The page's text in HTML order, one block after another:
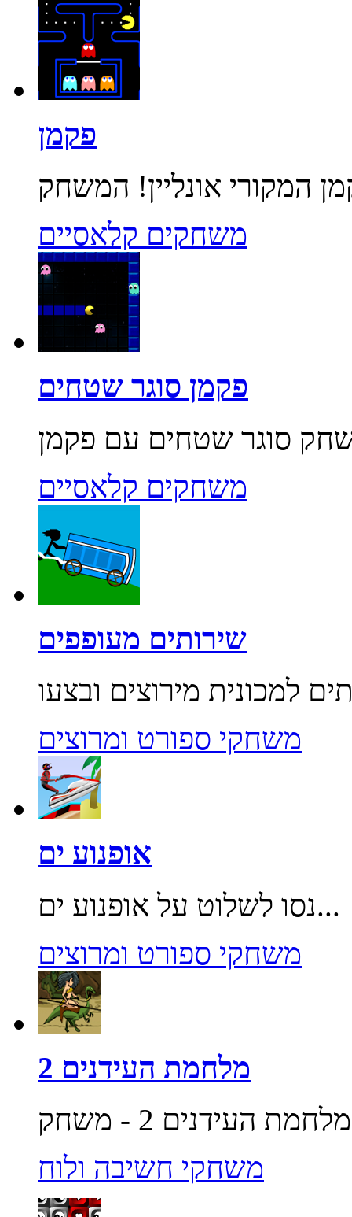
פקמן
משחקים קלאסיים
פקמן סוגר שטחים
משחקים קלאסיים
שירותים מעופפים
משחקי ספורט ומרוצים
אופנוע ים
נסו לשלוט על אופנוע ים...
משחקי ספורט ומרוצים
מלחמת העידנים 2
משחקי חשיבה ולוח